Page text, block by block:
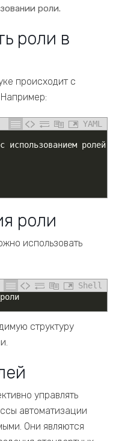
роли.
роли в
происходит с
Например:
YAML
использованием ролей
роли
использовать
Shell
роли
структуру
управлять
автоматизации
Они являются